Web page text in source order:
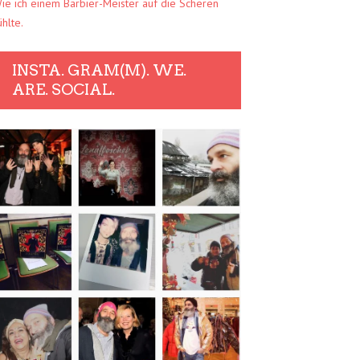
ich einem Barbier-Meister auf die Scheren
INSTA. GRAM(M). WE.
ARE. SOCIAL.